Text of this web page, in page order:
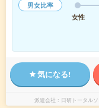
男女比率
女性
気になる!
派遣会社 日研トータル